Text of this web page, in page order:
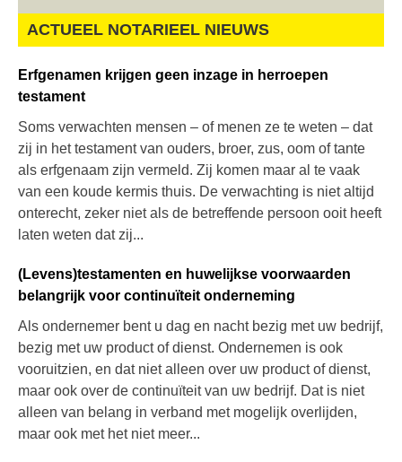
ACTUEEL NOTARIEEL NIEUWS
Erfgenamen krijgen geen inzage in herroepen
testament
Soms verwachten mensen – of menen ze te weten – dat
zij in het testament van ouders, broer, zus, oom of tante
als erfgenaam zijn vermeld. Zij komen maar al te vaak
van een koude kermis thuis. De verwachting is niet altijd
onterecht, zeker niet als de betreffende persoon ooit heeft
laten weten dat zij...
(Levens)testamenten en huwelijkse voorwaarden
belangrijk voor continuïteit onderneming
Als ondernemer bent u dag en nacht bezig met uw bedrijf,
bezig met uw product of dienst. Ondernemen is ook
vooruitzien, en dat niet alleen over uw product of dienst,
maar ook over de continuïteit van uw bedrijf. Dat is niet
alleen van belang in verband met mogelijk overlijden,
maar ook met het niet meer...